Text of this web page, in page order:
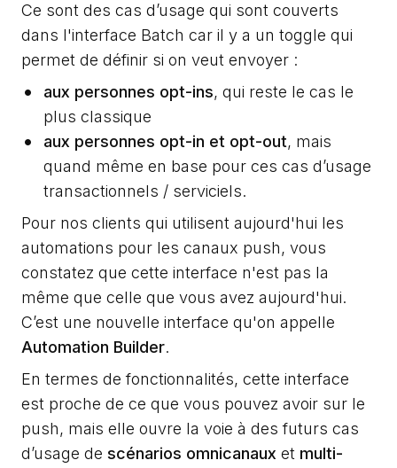
Ce sont des cas d’usage qui sont couverts
dans l'interface Batch car il y a un toggle qui
permet de définir si on veut envoyer :
aux personnes opt-ins, qui reste le cas le
plus classique
aux personnes opt-in et opt-out, mais
quand même en base pour ces cas d’usage
transactionnels / serviciels.
Pour nos clients qui utilisent aujourd'hui les
automations pour les canaux push, vous
constatez que cette interface n'est pas la
même que celle que vous avez aujourd'hui.
C’est une nouvelle interface qu'on appelle
Automation Builder.
En termes de fonctionnalités, cette interface
est proche de ce que vous pouvez avoir sur le
push, mais elle ouvre la voie à des futurs cas
d’usage de scénarios omnicanaux et multi-